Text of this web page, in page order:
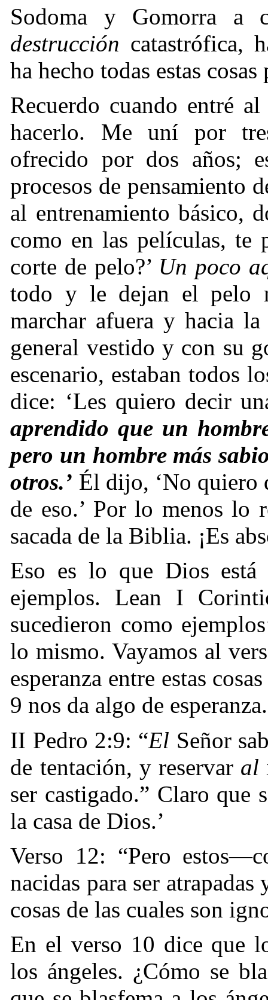
Sodoma y Gomorra a
destrucción catastrófica,
ha hecho todas estas
Recuerdo cuando entré
hacerlo. Me uní por
ofrecido por dos años;
procesos de pensamiento
al entrenamiento básico,
como en las películas, te
corte de pelo?’ Un poco
todo y le dejan el pelo
marchar afuera y hacia
general vestido y con su
escenario, estaban todos
dice: ‘Les quiero decir
aprendido que un
pero un hombre más
otros.’ Él dijo, ‘No quiero
de eso.’ Por lo menos lo
sacada de la Biblia. ¡Es
Eso es lo que Dios está
ejemplos. Lean I
sucedieron como
lo mismo. Vayamos al
esperanza entre estas
9 nos da algo de esperanza.
II Pedro 2:9: “El Señor
de tentación, y reservar al
ser castigado.” Claro que
la casa de Dios.’
Verso 12: “Pero
nacidas para ser
cosas de las cuales son
En el verso 10 dice que
los ángeles. ¿Cómo se